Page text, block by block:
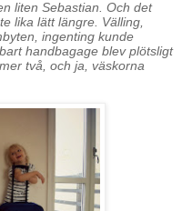
liten Sebastian. Och det
lika lätt längre. Välling,
ingenting kunde
handbagage blev plötsligt
två, och ja, väskorna